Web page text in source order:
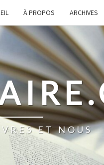
À PROPOS ARCHIVES
ET NOUS